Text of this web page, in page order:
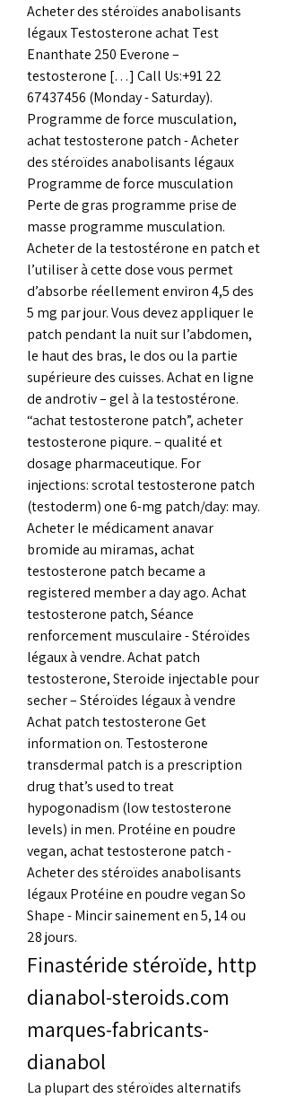
Acheter des stéroïdes anabolisants
légaux Testosterone achat Test
Enanthate 250 Everone –
testosterone […] Call Us:+91 22
67437456 (Monday - Saturday).
Programme de force musculation,
achat testosterone patch - Acheter
des stéroïdes anabolisants légaux
Programme de force musculation
Perte de gras programme prise de
masse programme musculation.
Acheter de la testostérone en patch et
l’utiliser à cette dose vous permet
d’absorbe réellement environ 4,5 des
5 mg par jour. Vous devez appliquer le
patch pendant la nuit sur l’abdomen,
le haut des bras, le dos ou la partie
supérieure des cuisses. Achat en ligne
de androtiv – gel à la testostérone.
“achat testosterone patch”, acheter
testosterone piqure. – qualité et
dosage pharmaceutique. For
injections: scrotal testosterone patch
(testoderm) one 6-mg patch/day: may.
Acheter le médicament anavar
bromide au miramas, achat
testosterone patch became a
registered member a day ago. Achat
testosterone patch, Séance
renforcement musculaire - Stéroïdes
légaux à vendre. Achat patch
testosterone, Steroide injectable pour
secher – Stéroïdes légaux à vendre
Achat patch testosterone Get
information on. Testosterone
transdermal patch is a prescription
drug that’s used to treat
hypogonadism (low testosterone
levels) in men. Protéine en poudre
vegan, achat testosterone patch -
Acheter des stéroïdes anabolisants
légaux Protéine en poudre vegan So
Shape - Mincir sainement en 5, 14 ou
28 jours.
Finastéride stéroïde, http
dianabol-steroids.com
marques-fabricants-
dianabol
La plupart des stéroïdes alternatifs